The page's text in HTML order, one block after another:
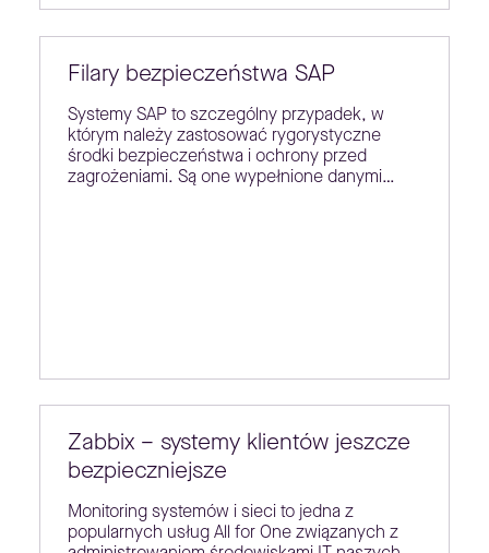
Filary bezpieczeństwa SAP
Systemy SAP to szczególny przypadek, w
którym należy zastosować rygorystyczne
środki bezpieczeństwa i ochrony przed
zagrożeniami. Są one wypełnione danymi…
Zabbix – systemy klientów jeszcze
bezpieczniejsze
Monitoring systemów i sieci to jedna z
popularnych usług All for One związanych z